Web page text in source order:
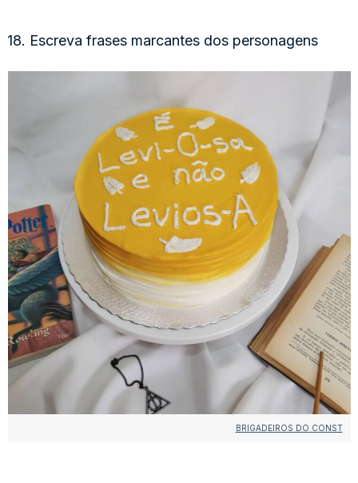
18. Escreva frases marcantes dos personagens
BRIGADEIROS DO CONST